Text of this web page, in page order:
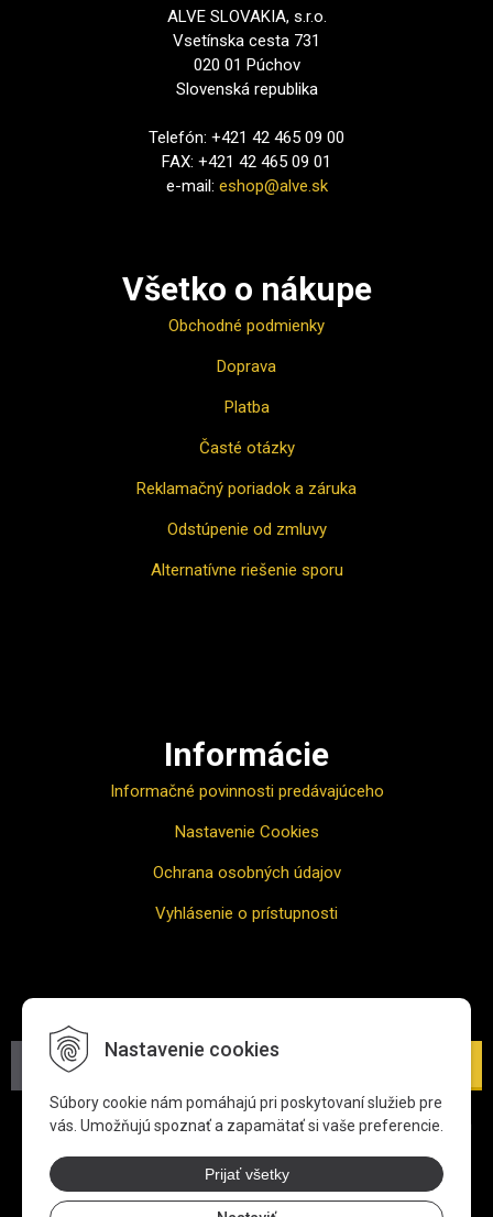
Nastavenie cookies
Súbory cookie nám pomáhajú pri poskytovaní služieb pre
vás. Umožňujú spoznať a zapamätať si vaše preferencie.
Prijať všetky
ALVE SLOVAKIA, s.r.o.
Vsetínska cesta 731
020 01 Púchov
Slovenská republika
Telefón: +421 42 465 09 00
FAX: +421 42 465 09 01
e-mail: eshop@alve.sk
Všetko o nákupe
Obchodné podmienky
Doprava
Platba
Časté otázky
Reklamačný poriadok a záruka
Odstúpenie od zmluvy
Alternatívne riešenie sporu
Informácie
Informačné povinnosti predávajúceho
Nastavenie Cookies
Ochrana osobných údajov
Vyhlásenie o prístupnosti
*Zadaním svojej e-mailovej adresy súhlasíte s jej spracovaním
osobných údajov